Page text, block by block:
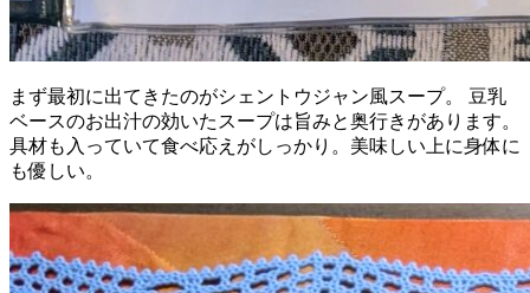
まず最初に出てきたのがシェントウジャン風スープ。 豆乳
ベースのお出汁の効いたスープは旨みと奥行きがあります。
具材も入っていて食べ応えがしっかり。美味しい上に身体に
も優しい。